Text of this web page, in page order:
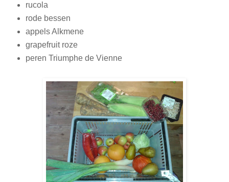
rucola
rode bessen
appels Alkmene
grapefruit roze
peren Triumphe de Vienne